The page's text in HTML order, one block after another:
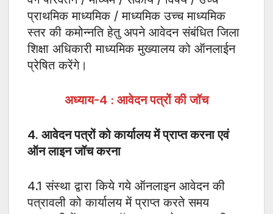
प्राथमिक माध्यमिक / माध्यमिक उच्च माध्यमिक
स्तर की कमोन्नति हेतु अपने आवेदन संबंधित जिला
शिक्षा अधिकारी माध्यमिक मुख्यालय को ऑनलाईन
प्रेषित करेंगे।
अध्याय-4 : आवेदन पत्रों की जॉच
4. आवेदन पत्रों को कार्यालय में प्राप्त करना एवं
ऑन लाइन जॉच करना
4.1 संस्था द्वारा किये गये ऑनलाइन आवेदन की
पत्रावली को कार्यालय में प्राप्त करते समय